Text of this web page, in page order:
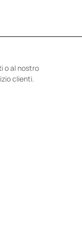
o al nostro
clienti.